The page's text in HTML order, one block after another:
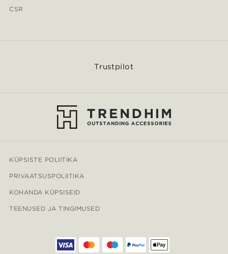
CSR
Trustpilot
KÜPSISTE POLIITIKA
PRIVAATSUSPOLIITIKA
KOHANDA KÜPSISEID
TEENUSED JA TINGIMUSED